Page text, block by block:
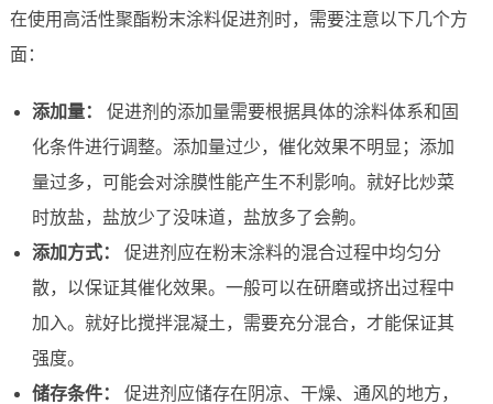
在使用高活性聚酯粉末涂料促进剂时，需要注意以下几个方
面：
添加量：
促进剂的添加量需要根据具体的涂料体系和固
化条件进行调整。添加量过少，催化效果不明显；添加
量过多，可能会对涂膜性能产生不利影响。就好比炒菜
时放盐，盐放少了没味道，盐放多了会齁。
添加方式：
促进剂应在粉末涂料的混合过程中均匀分
散，以保证其催化效果。一般可以在研磨或挤出过程中
加入。就好比搅拌混凝土，需要充分混合，才能保证其
强度。
储存条件：
促进剂应储存在阴凉、干燥、通风的地方，